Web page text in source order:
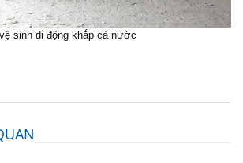
sinh di động khắp cả nước